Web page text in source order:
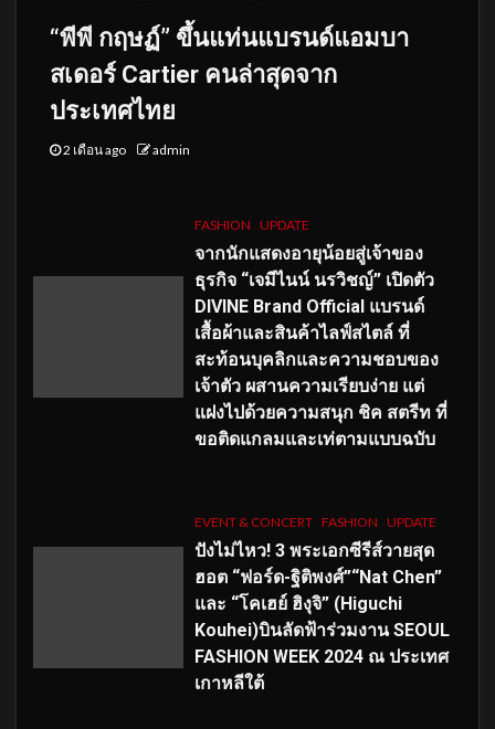
“พีพี กฤษฏ์” ขึ้นแท่นแบรนด์แอมบา
สเดอร์ Cartier คนล่าสุดจาก
ประเทศไทย
2 เดือน ago admin
FASHION UPDATE
จากนักแสดงอายุน้อยสู่เจ้าของ
ธุรกิจ “เจมีไนน์ นรวิชญ์” เปิดตัว
DIVINE Brand Official แบรนด์
เสื้อผ้าและสินค้าไลฟ์สไตล์ ที่
สะท้อนบุคลิกและความชอบของ
เจ้าตัว ผสานความเรียบง่าย แต่
แฝงไปด้วยความสนุก ชิค สตรีท ที่
ขอติดแกลมและเท่ตามแบบฉบับ
EVENT & CONCERT FASHION UPDATE
ปังไม่ไหว! 3 พระเอกซีรีส์วายสุด
ฮอต “ฟอร์ด-ฐิติพงศ์”“Nat Chen”
และ “โคเฮย์ ฮิงุจิ” (Higuchi
Kouhei)บินลัดฟ้าร่วมงาน SEOUL
FASHION WEEK 2024 ณ ประเทศ
เกาหลีใต้